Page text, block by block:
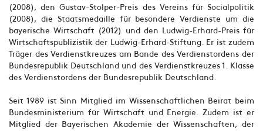
(2008), den Gustav-Stolper-Preis des Vereins für Socialpolitik
(2008), die Staatsmedaille für besondere Verdienste um die
bayerische Wirtschaft (2012) und den Ludwig-Erhard-Preis für
Wirtschaftspublizistik der Ludwig-Erhard-Stiftung. Er ist zudem
Träger des Verdienstkreuzes am Bande des Verdienstordens der
Bundesrepublik Deutschland und des Verdienstkreuzes 1. Klasse
des Verdienstordens der Bundesrepublik Deutschland.
Seit 1989 ist Sinn Mitglied im Wissenschaftlichen Beirat beim
Bundesministerium für Wirtschaft und Energie. Zudem ist er
Mitglied der Bayerischen Akademie der Wissenschaften, der